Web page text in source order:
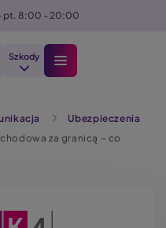
pt. 8:00 - 20:00
Szkody
Ubezpieczenia
za granicą – co